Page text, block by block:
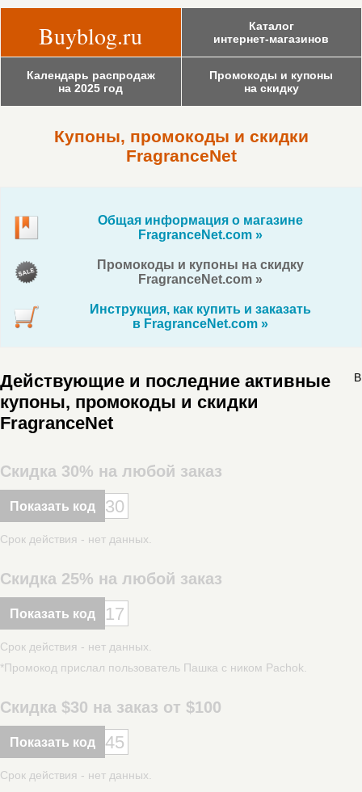
Buyblog.ru
Каталог
интернет-магазинов
Календарь распродаж
на 2025 год
Промокоды и купоны
на скидку
Купоны, промокоды и скидки
FragranceNet
Общая информация о магазине
FragranceNet.com »
Промокоды и купоны на скидку
FragranceNet.com »
Инструкция, как купить и заказать
в FragranceNet.com »
Действующие и последние активные
купоны, промокоды и скидки
FragranceNet
Скидка 30% на любой заказ
Показать код 30
Срок действия - нет данных.
Скидка 25% на любой заказ
Показать код 17
Срок действия - нет данных.
*Промокод прислал пользователь Пашка с ником Pachok.
Скидка $30 на заказ от $100
Показать код 45
Срок действия - нет данных.
В